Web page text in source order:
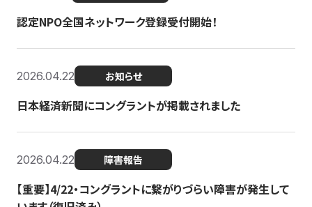
認定NPO全国ネットワーク登録受付開始！
2026.04.22 お知らせ
日本経済新聞にコングラントが掲載されました
2026.04.22 障害報告
【重要】4/22・コングラントに繋がりづらい障害が発生して